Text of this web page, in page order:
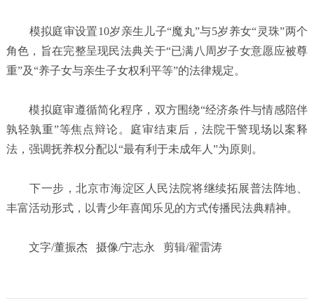
模拟庭审设置10岁亲生儿子“魔丸”与5岁养女“灵珠”两个
角色，旨在完整呈现民法典关于“已满八周岁子女意愿应被尊
重”及“养子女与亲生子女权利平等”的法律规定。
模拟庭审遵循简化程序，双方围绕“经济条件与情感陪伴
孰轻孰重”等焦点辩论。庭审结束后，法院干警现场以案释
法，强调抚养权分配以“最有利于未成年人”为原则。
下一步，北京市海淀区人民法院将继续拓展普法阵地、
丰富活动形式，以青少年喜闻乐见的方式传播民法典精神。
文字/董振杰 摄像/宁志永 剪辑/翟雷涛